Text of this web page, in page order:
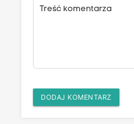
Treść komentarza
DODAJ KOMENTARZ